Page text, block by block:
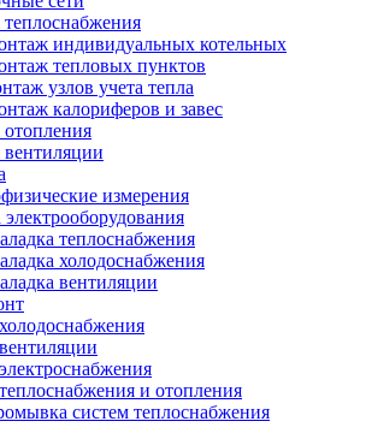
индивидуальных котельных
тепловых пунктов
узлов учета тепла
калориферов и завес
измерения
теплоснабжения
холодоснабжения
вентиляции
и отопления
систем теплоснабжения